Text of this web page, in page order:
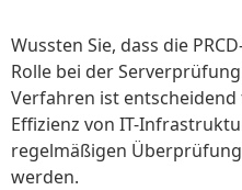
Wussten Sie, dass die
Rolle bei der
Verfahren ist
Effizienz von IT-
regelmäßigen
werden.